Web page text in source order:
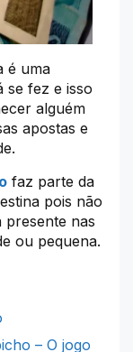
é uma
se fez e isso
alguém
apostas e
faz parte da
pois não
presente nas
ou pequena.
– O jogo